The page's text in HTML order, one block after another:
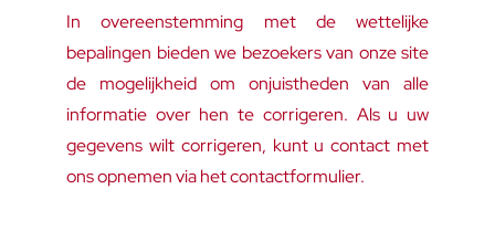
In overeenstemming met de wettelijke
bepalingen bieden we bezoekers van onze site
de mogelijkheid om onjuistheden van alle
informatie over hen te corrigeren. Als u uw
gegevens wilt corrigeren, kunt u contact met
ons opnemen via het contactformulier.